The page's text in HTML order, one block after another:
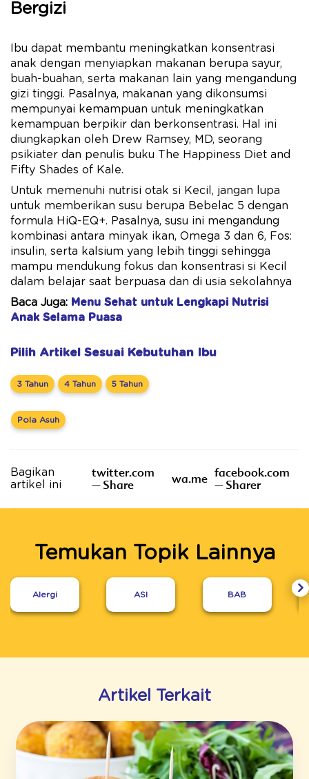
Bergizi
Ibu dapat membantu meningkatkan konsentrasi
anak dengan menyiapkan makanan berupa sayur,
buah-buahan, serta makanan lain yang mengandung
gizi tinggi. Pasalnya, makanan yang dikonsumsi
mempunyai kemampuan untuk meningkatkan
kemampuan berpikir dan berkonsentrasi. Hal ini
diungkapkan oleh Drew Ramsey, MD, seorang
psikiater dan penulis buku The Happiness Diet and
Fifty Shades of Kale.
Untuk memenuhi nutrisi otak si Kecil, jangan lupa
untuk memberikan susu berupa Bebelac 5 dengan
formula HiQ-EQ+. Pasalnya, susu ini mengandung
kombinasi antara minyak ikan, Omega 3 dan 6, Fos:
insulin, serta kalsium yang lebih tinggi sehingga
mampu mendukung fokus dan konsentrasi si Kecil
dalam belajar saat berpuasa dan di usia sekolahnya
Baca Juga: Menu Sehat untuk Lengkapi Nutrisi
Anak Selama Puasa
Pilih Artikel Sesuai Kebutuhan Ibu
3 Tahun 4 Tahun 5 Tahun
Pola Asuh
Bagikan
artikel ini
twitter.com
– Share
wa.me facebook.com
– Sharer
Temukan Topik Lainnya
Alergi ASI BAB
Artikel Terkait